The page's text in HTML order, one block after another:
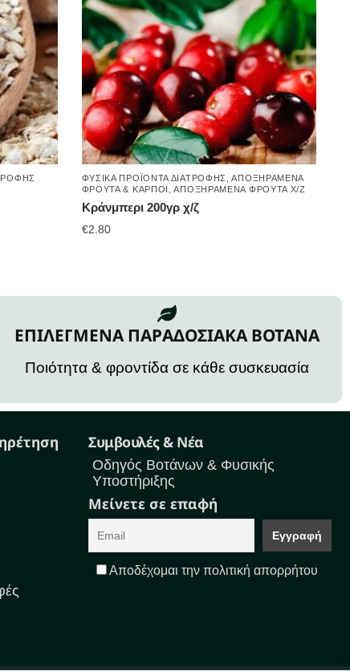
ΦΥΣΙΚΆ ΠΡΟΪΌΝΤΑ ΔΙΑΤΡΟΦΉΣ ,ΑΠΟΞΗΡΑΜΈΝΑ
ΦΡΟΎΤΑ & ΚΑΡΠΟΊ
,ΑΠΟΞΗΡΑΜΈΝΑ ΦΡΟΎΤΑ Χ/Ζ
Κράνμπερι 200γρ χ/ζ
€2.80
ΕΠΙΛΕΓΜΕΝΑ ΠΑΡΑΔΟΣΙΑΚΑ ΒΟΤΑΝΑ
Ποιότητα & φροντίδα σε κάθε συσκευασία
Συμβουλές & Νέα
Οδηγός Βοτάνων & Φυσικής
Υποστήριξης
Μείνετε σε επαφή
Αποδέχομαι την πολιτική απορρήτου